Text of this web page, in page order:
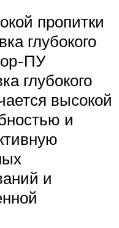
пропитки
глубокого
ПУ
глубокого
высокой
и
и